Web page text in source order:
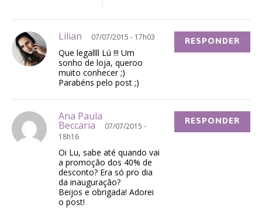
Lilian 07/07/2015 - 17h03
Que legallll Lú !!! Um
sonho de loja, queroo
muito conhecer ;)
Parabéns pelo post ;)
RESPONDER
Ana Paula
Beccaria
07/07/2015 -
18h16
Oi Lu, sabe até quando vai
a promoção dos 40% de
desconto? Era só pro dia
da inauguração?
Beijos e obrigada! Adorei
o post!
RESPONDER